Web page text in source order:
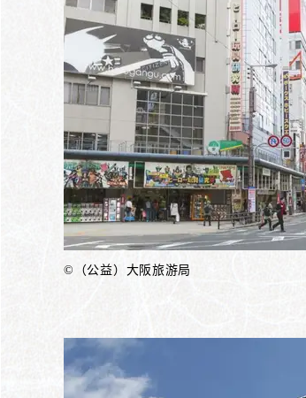
©（公益）大阪旅游局